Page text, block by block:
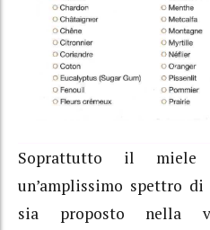
Soprattutto il miele
un’amplissimo spettro
sia proposto nella